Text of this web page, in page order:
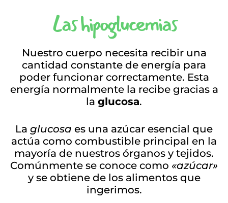
Las hipoglucemias
Nuestro cuerpo necesita recibir una
cantidad constante de energía para
poder funcionar correctamente. Esta
energía normalmente la recibe gracias a
la glucosa.
La glucosa es una azúcar esencial que
actúa como combustible principal en la
mayoría de nuestros órganos y tejidos.
Comúnmente se conoce como «azúcar»
y se obtiene de los alimentos que
ingerimos.